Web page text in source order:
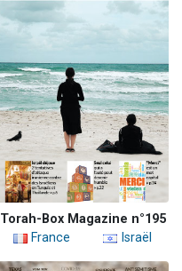
Torah-Box Magazine n°195
France
Israël